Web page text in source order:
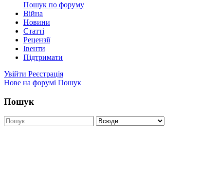
Пошук по форуму
Війна
Новини
Статті
Рецензії
Івенти
Підтримати
Увійти Реєстрація
Нове на форумі Пошук
Пошук